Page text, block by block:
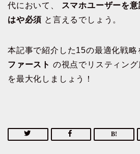
代において、
スマホユーザーを
はや必須 と言えるでしょう。
本記事で紹介した15の最適化戦略
ファースト の視点でリスティン
を最大化しましょう！